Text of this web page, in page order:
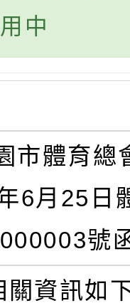
中
市體育總
6月25日
號
關資訊如